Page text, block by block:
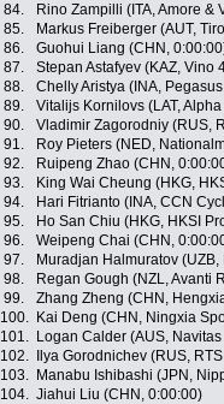
84.
Rino Zampilli (ITA, Amore &
85.
Markus Freiberger (AUT,
86.
Guohui Liang (CHN,
87.
Stepan Astafyev (KAZ, Vino
88.
Chelly Aristya (INA,
89.
Vitalijs Kornilovs (LAT,
90.
Vladimir Zagorodniy (RUS,
91.
Roy Pieters (NED,
92.
Ruipeng Zhao (CHN,
93.
King Wai Cheung (HKG,
94.
Hari Fitrianto (INA, CCN
95.
Ho San Chiu (HKG, HKSI
96.
Weipeng Chai (CHN,
97.
Muradjan Halmuratov
98.
Regan Gough (NZL, Avanti
99.
Zhang Zheng (CHN,
100.
Kai Deng (CHN, Ningxia
101.
Logan Calder (AUS,
102.
Ilya Gorodnichev (RUS,
103.
Manabu Ishibashi (JPN,
104. Jiahui Liu (CHN, 0:00:00)